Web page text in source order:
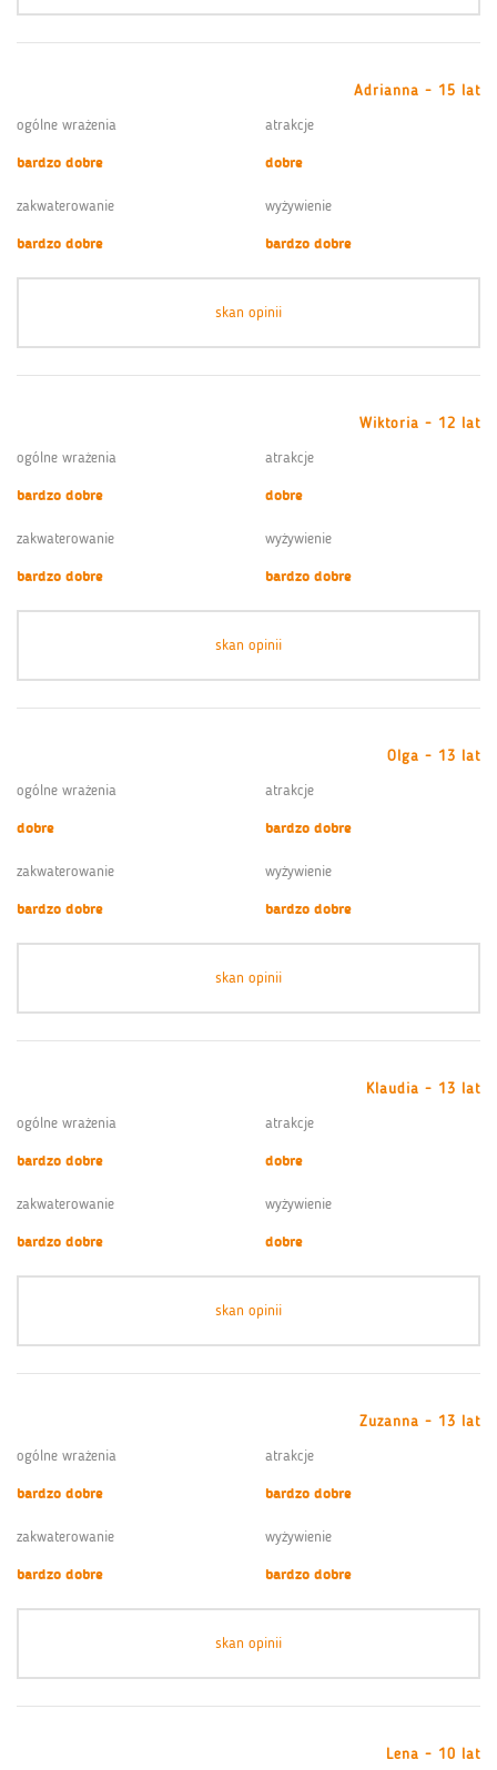
Adrianna - 15 lat
ogólne wrażenia
bardzo dobre
atrakcje
dobre
zakwaterowanie
bardzo dobre
wyżywienie
bardzo dobre
skan opinii
Wiktoria - 12 lat
ogólne wrażenia
bardzo dobre
atrakcje
dobre
zakwaterowanie
bardzo dobre
wyżywienie
bardzo dobre
skan opinii
Olga - 13 lat
ogólne wrażenia
dobre
atrakcje
bardzo dobre
zakwaterowanie
bardzo dobre
wyżywienie
bardzo dobre
skan opinii
Klaudia - 13 lat
ogólne wrażenia
bardzo dobre
atrakcje
dobre
zakwaterowanie
bardzo dobre
wyżywienie
dobre
skan opinii
Zuzanna - 13 lat
ogólne wrażenia
bardzo dobre
atrakcje
bardzo dobre
zakwaterowanie
bardzo dobre
wyżywienie
bardzo dobre
skan opinii
Lena - 10 lat